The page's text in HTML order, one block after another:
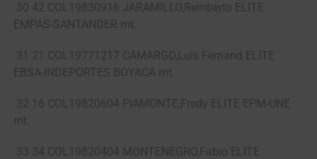
30 42 COL19830916 JARAMILLO,Remberto ELITE
EMPAS-SANTANDER mt.
31 21 COL19771217 CAMARGO,Luis Fernand ELITE
EBSA-INDEPORTES BOYACA mt.
32 16 COL19820604 PIAMONTE,Fredy ELITE EPM-UNE
mt.
33 34 COL19820404 MONTENEGRO,Fabio ELITE